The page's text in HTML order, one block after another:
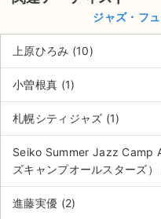
チケットジャム運営会社
チケットジャム利用規約
特定商取引法に基づく表記
公演登録依頼
ジャズ・フ
上原ひろみ (10)
小曽根真 (1)
札幌シティジャズ (1)
Seiko Summer Jazz Camp
ズキャンプオールスターズ）
進藤実優 (2)